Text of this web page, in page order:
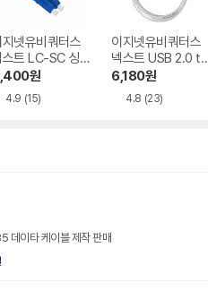
지넷유비쿼터스
스트 LC-SC 싱
드 광 패치코드
케이블
원
4.9 (15)
이지넷유비쿼터스
넥스트 USB 2.0 to
RS232 시리얼 케이
6,180원
4.8 (23)
이타 케이블 제작 판매